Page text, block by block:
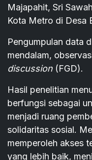
Majapahit, Sri
Kota Metro di Desa
Pengumpulan data
mendalam,
discussion (FGD).
Hasil penelitian
berfungsi sebagai
menjadi ruang
solidaritas sosial.
memperoleh akses
yang lebih baik,